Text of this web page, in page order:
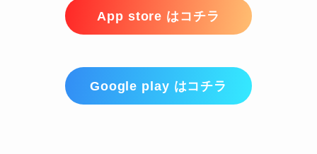
App store はコチラ
Google play はコチラ